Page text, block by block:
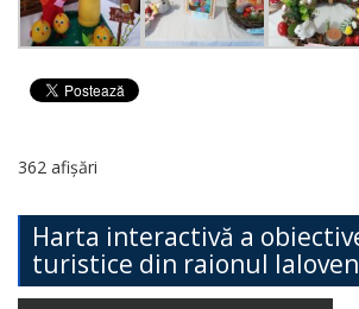
362 afișări
Harta interactivă a
turistice din raionul